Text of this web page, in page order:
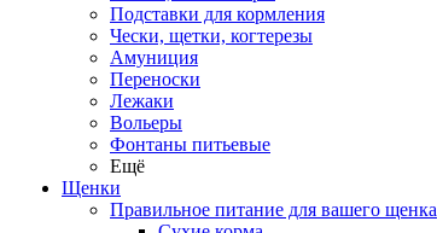
Подставки для кормления
Чески, щетки, когтерезы
Амуниция
Переноски
Лежаки
Вольеры
Фонтаны питьевые
Ещё
Щенки
Правильное питание для вашего щенка